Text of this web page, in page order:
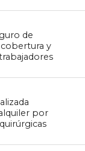
de
y
por